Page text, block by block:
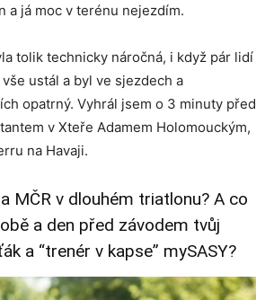
a já moc v terénu nejezdím.
tolik technicky náročná, i když pár lidí
ustál a byl ve sjezdech a
opatrný. Vyhrál jsem o 3 minuty před
v Xteře Adamem Holomouckým,
na Havaji.
MČR v dlouhém triatlonu? A co
a den před závodem tvůj
a “trenér v kapse” mySASY?